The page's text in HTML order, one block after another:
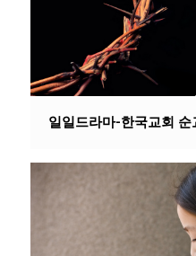
일일드라마-한국교회